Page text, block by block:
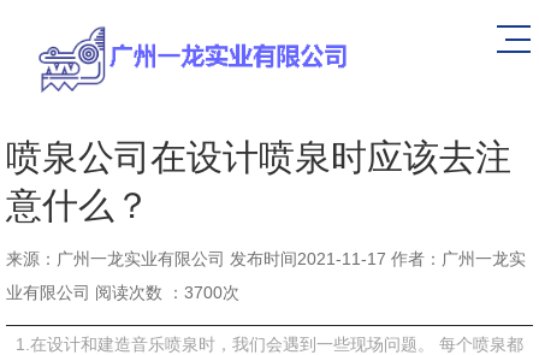
喷泉公司在设计喷泉时应该去注
意什么？
来源：广州一龙实业有限公司 发布时间2021-11-17 作者：广州一龙实
业有限公司 阅读次数 ：3700次
1.在设计和建造音乐喷泉时，我们会遇到一些现场问题。 每个喷泉都